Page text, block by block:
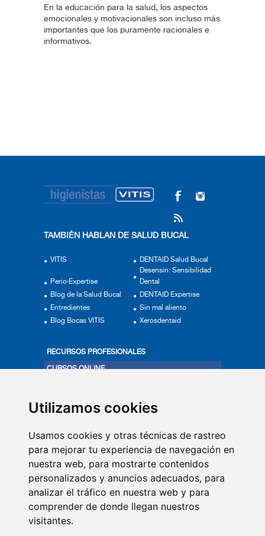
Utilizamos cookies
Usamos cookies y otras técnicas de rastreo
para mejorar tu experiencia de navegación en
nuestra web, para mostrarte contenidos
personalizados y anuncios adecuados, para
analizar el tráfico en nuestra web y para
comprender de donde llegan nuestros
visitantes.
En la educación para la salud, los aspectos
emocionales y motivacionales son incluso más
importantes que los puramente racionales e
informativos.
TAMBIÉN HABLAN DE SALUD BUCAL
VITIS DENTAID Salud Bucal
Perio·Expertise
Desensin: Sensibilidad
Dental
Blog de la Salud Bucal
DENTAID Expertise
Entredientes
Sin mal aliento
Blog Bocas VITIS
Xerosdentaid
RECURSOS PROFESIONALES
CURSOS ONLINE
PRODUCTOS VITIS
VÍDEOS
QUIÉNES SOMOS
COMITÉ DE EXPERTOS
CONTACTO
SUSCRIPCIÓN NEWSLETTER